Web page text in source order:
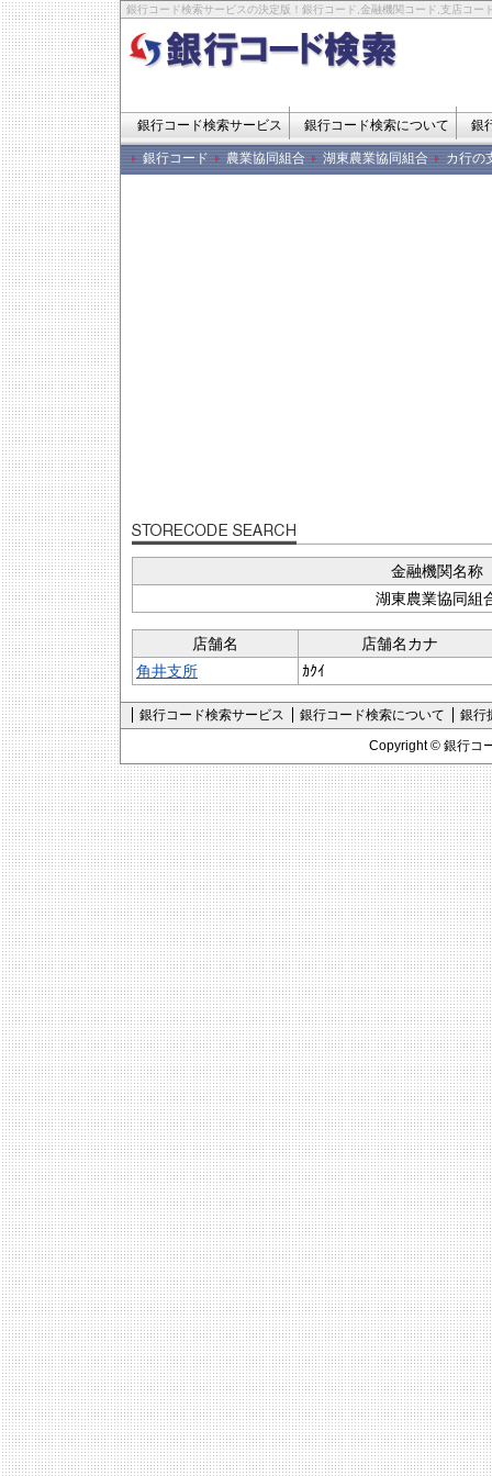
銀行コード検索サービスの決定版！銀行コード,金融機関コード,支店コー
銀行コード検索サービス 銀行コード検索について 銀
銀行コード 農業協同組合 湖東農業協同組合 カ行の
金融機関名称
湖東農業協同組
店舗名
店舗名カナ
角井支所
ｶｸｲ
銀行コード検索サービス 銀行コード検索について
銀行
Copyright © 銀行コ